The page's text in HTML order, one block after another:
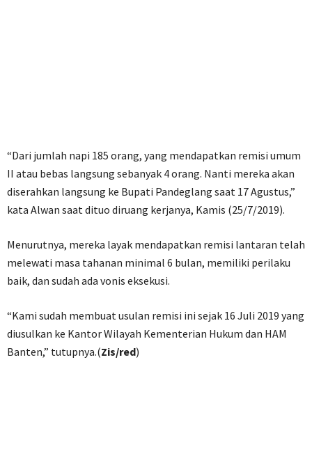
“Dari jumlah napi 185 orang, yang mendapatkan remisi umum
II atau bebas langsung sebanyak 4 orang. Nanti mereka akan
diserahkan langsung ke Bupati Pandeglang saat 17 Agustus,”
kata Alwan saat dituo diruang kerjanya, Kamis (25/7/2019).
Menurutnya, mereka layak mendapatkan remisi lantaran telah
melewati masa tahanan minimal 6 bulan, memiliki perilaku
baik, dan sudah ada vonis eksekusi.
“Kami sudah membuat usulan remisi ini sejak 16 Juli 2019 yang
diusulkan ke Kantor Wilayah Kementerian Hukum dan HAM
Banten,” tutupnya.(Zis/red)